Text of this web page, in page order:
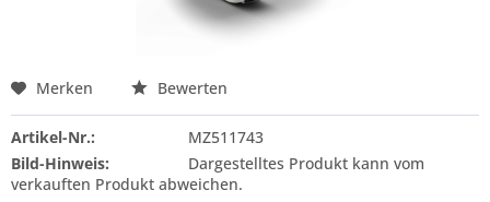
Merken Bewerten
Artikel-Nr.:
MZ511743
Bild-Hinweis:
Dargestelltes Produkt kann vom
verkauften Produkt abweichen.